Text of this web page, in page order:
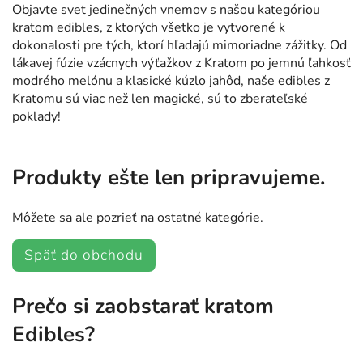
Objavte svet jedinečných vnemov s našou kategóriou
kratom edibles, z ktorých všetko je vytvorené k
dokonalosti pre tých, ktorí hľadajú mimoriadne zážitky. Od
lákavej fúzie vzácnych výťažkov z Kratom po jemnú ľahkosť
modrého melónu a klasické kúzlo jahôd, naše edibles z
Kratomu sú viac než len magické, sú to zberateľské
poklady!
Produkty ešte len pripravujeme.
Môžete sa ale pozrieť na ostatné kategórie.
Späť do obchodu
Prečo si zaobstarať kratom
Edibles?